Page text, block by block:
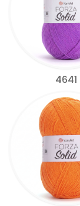
4641